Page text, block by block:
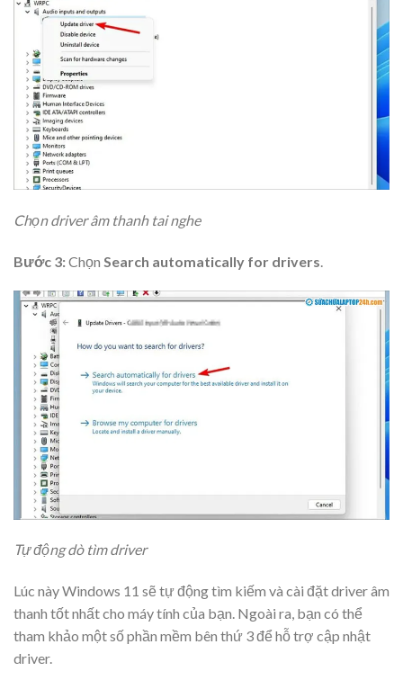
Chọn driver âm thanh tai nghe
Bước 3:Chọn Search automatically for drivers
Tự động dò tìm driver
Lúc này Windows 11 sẽ tự động tìm kiếm và cài đặt driver âm
thanh tốt nhất cho máy tính của bạn. Ngoài ra, bạn có thể
tham khảo một số phần mềm bên thứ 3 để hỗ trợ cập nhật
driver.